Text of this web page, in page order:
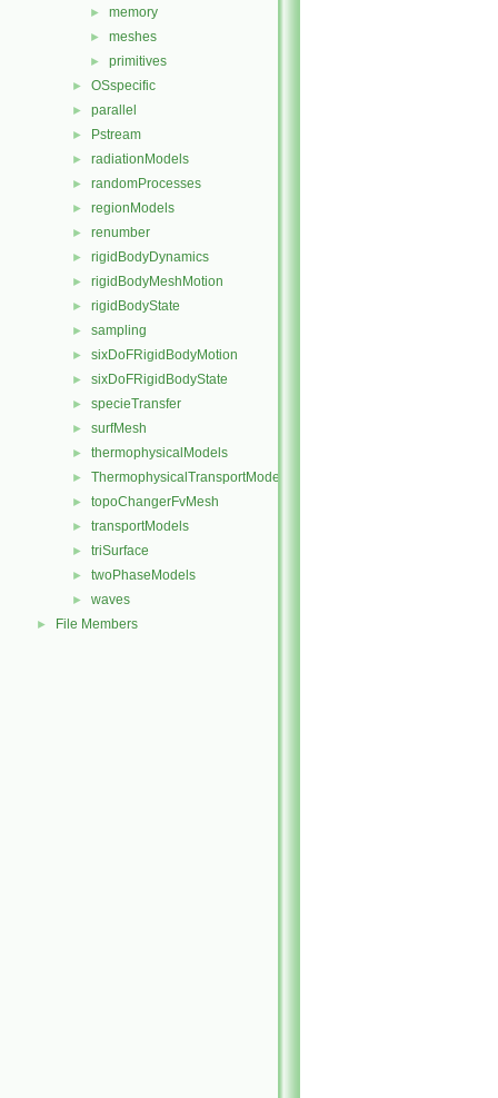
► memory
► meshes
► primitives
► OSspecific
► parallel
► Pstream
► radiationModels
► randomProcesses
► regionModels
► renumber
► rigidBodyDynamics
► rigidBodyMeshMotion
► rigidBodyState
► sampling
► sixDoFRigidBodyMotion
► sixDoFRigidBodyState
► specieTransfer
► surfMesh
► thermophysicalModels
► ThermophysicalTransportModels
► topoChangerFvMesh
► transportModels
► triSurface
► twoPhaseModels
► waves
► File Members